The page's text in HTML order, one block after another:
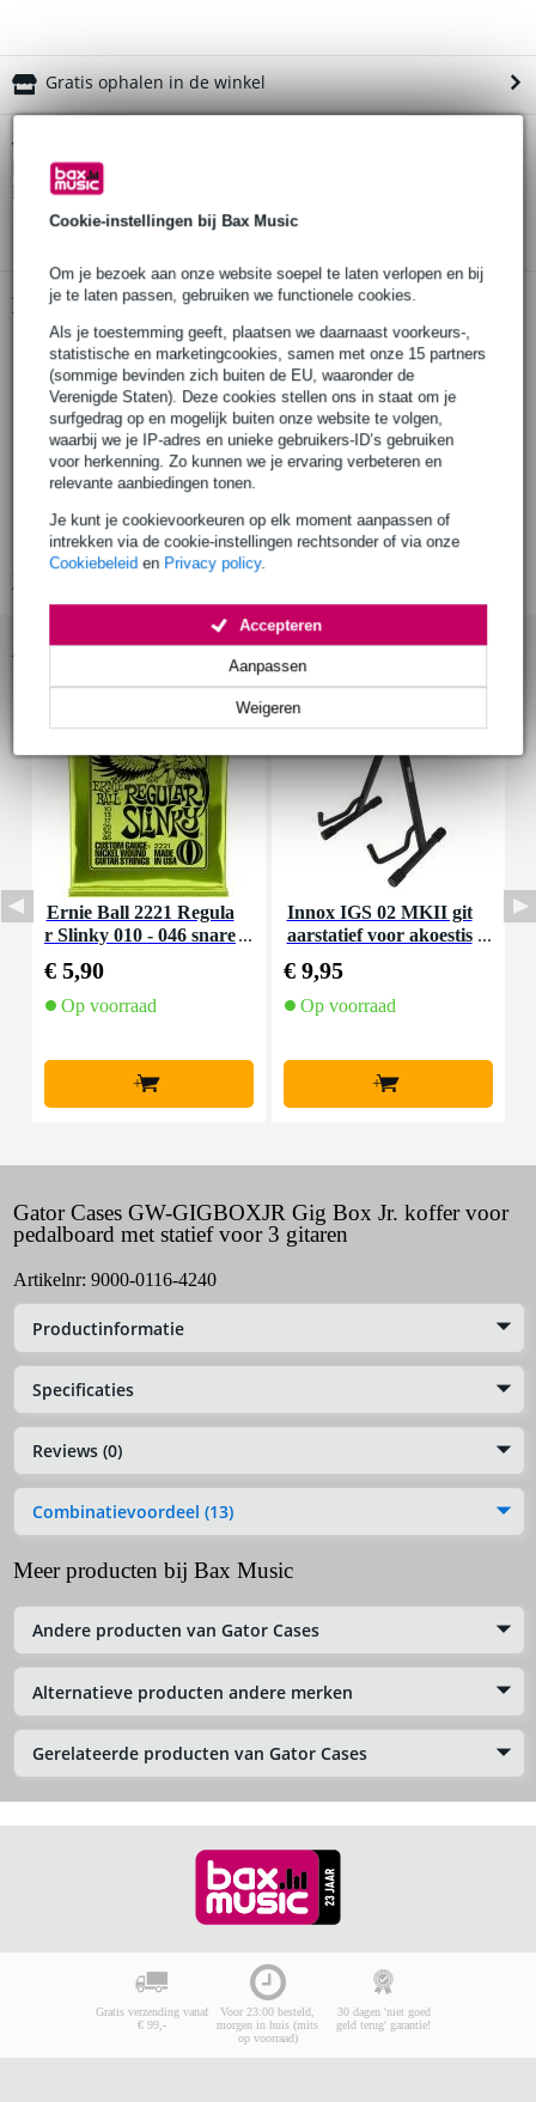
Cookie-instellingen bij Bax Music
Om je bezoek aan onze website soepel te laten verlopen en bij
je te laten passen, gebruiken we functionele cookies.
Als je toestemming geeft, plaatsen we daarnaast voorkeurs-,
statistische en marketingcookies, samen met onze 15 partners
(sommige bevinden zich buiten de EU, waaronder de
Verenigde Staten). Deze cookies stellen ons in staat om je
surfgedrag op en mogelijk buiten onze website te volgen,
waarbij we je IP-adres en unieke gebruikers-ID’s gebruiken
voor herkenning. Zo kunnen we je ervaring verbeteren en
relevante aanbiedingen tonen.
Je kunt je cookievoorkeuren op elk moment aanpassen of
intrekken via de cookie-instellingen rechtsonder of via onze
Cookiebeleid en Privacy policy.
Weigeren
Aanpassen
Accepteren
Gratis ophalen in de winkel
Twijfel je of de
koffer voor pedalboard met statief voor 3 gitaren
past? Doe de check.
Start de check
Productinformatie
Pedalboard met koffer
pedalboard:
afmetingen: 54 cm x 38 cm
inclusief klittenband
koffer:
materiaal buitenkant: tolex
materiaal binnenkant: tricot
standaard voor 3 gitaren in deksel
Accessoires (154)
Ernie Ball 2221 Regula
r Slinky 010 - 046 snare
€ 5,90
Op voorraad
+
Innox IGS 02 MKII git
aarstatief voor akoestis
€ 9,95
Op voorraad
+
Gator Cases GW-GIGBOXJR Gig Box Jr. koffer voor
pedalboard met statief voor 3 gitaren
Artikelnr: 9000-0116-4240
Productinformatie
Specificaties
Reviews (0)
Combinatievoordeel (13)
Meer producten bij Bax Music
Andere producten van Gator Cases
Alternatieve producten andere merken
Gerelateerde producten van Gator Cases
Gratis verzending vanaf
€ 99,-
Voor 23:00 besteld,
morgen in huis (mits
op voorraad)
30 dagen 'niet goed
geld terug' garantie!